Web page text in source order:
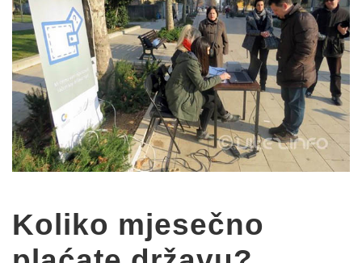
Koliko mjesečno